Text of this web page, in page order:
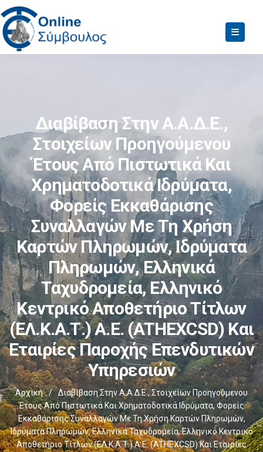
Διαβίβαση Στην Α.Α.Δ.Ε.,
Στοιχείων Προηγούμενου
Έτους Από Πιστωτικά Και
Χρηματοδοτικά Ιδρύματα,
Φορείς Εκκαθάρισης
Συναλλαγών Με Τη Χρήση
Καρτών Πληρωμών, Ιδρύματα
Πληρωμών, Ελληνικά
Ταχυδρομεία, Ελληνικό
Κεντρικό Αποθετήριο Τίτλων
(ΕΛ.Κ.Α.Τ.) Α.Ε. (ATHEXCSD) Και
Εταιρίες Παροχής Επενδυτικών
Υπηρεσιών
Αρχική /
Διαβίβαση Στην Α.Α.Δ.Ε., Στοιχείων Προηγούμενου
Έτους Από Πιστωτικά Και Χρηματοδοτικά Ιδρύματα, Φορείς
Εκκαθάρισης Συναλλαγών Με Τη Χρήση Καρτών Πληρωμών,
Ιδρύματα Πληρωμών, Ελληνικά Ταχυδρομεία, Ελληνικό Κεντρικό
Αποθετήριο Τίτλων (ΕΛ.Κ.Α.Τ.) Α.Ε. (ATHEXCSD) Και Εταιρίες